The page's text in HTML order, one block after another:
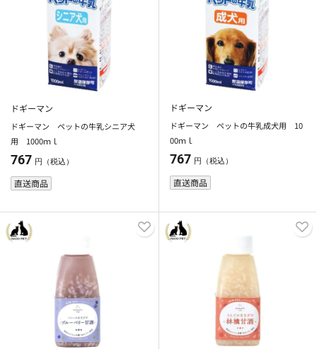
ドギーマン
ドギーマン ペットの牛乳シニア犬
用 1000ｍｌ
767 円（税込）
直送商品
ドギーマン
ドギーマン ペットの牛乳成犬用 10
00ｍｌ
767 円（税込）
直送商品